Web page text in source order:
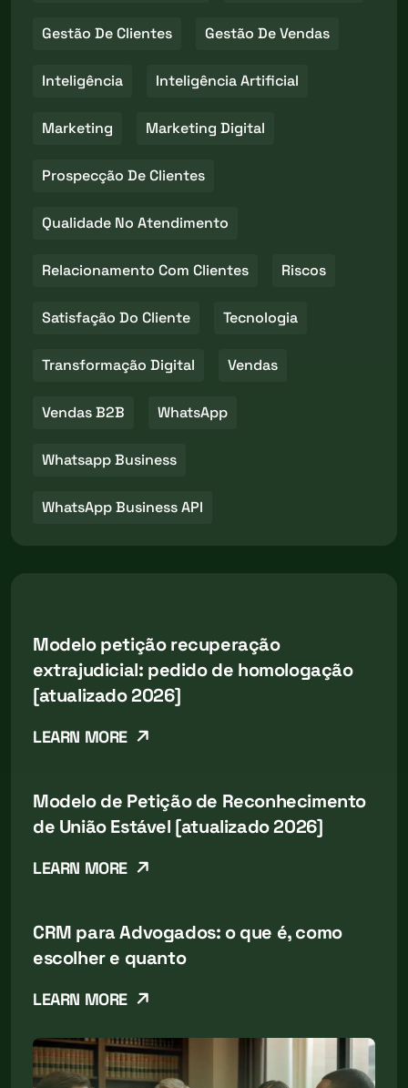
Gestão De Clientes Gestão De Vendas
Inteligência Inteligência Artificial
Marketing Marketing Digital
Prospecção De Clientes
Qualidade No Atendimento
Relacionamento Com Clientes Riscos
Satisfação Do Cliente Tecnologia
Transformação Digital Vendas
Vendas B2B WhatsApp
Whatsapp Business
WhatsApp Business API
Modelo petição recuperação
extrajudicial: pedido de homologação
[atualizado 2026]
LEARN MORE
Modelo de Petição de Reconhecimento
de União Estável [atualizado 2026]
LEARN MORE
CRM para Advogados: o que é, como
escolher e quanto
LEARN MORE